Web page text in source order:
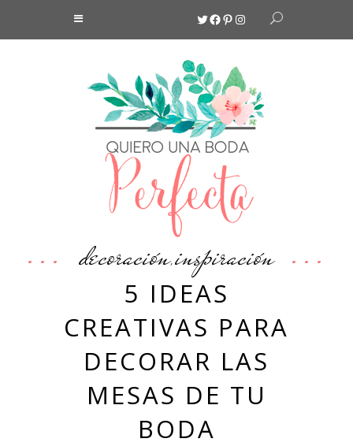
Twitter
Facebook
Pinterest
Instagram
decoración,inspiración
5 IDEAS
CREATIVAS PARA
DECORAR LAS
MESAS DE TU
BODA